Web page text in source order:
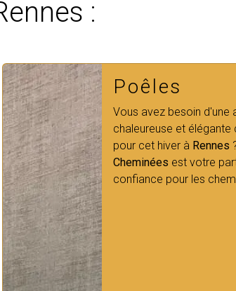
:
Cheminée
Côté Cheminées vous
diversité de produits
cheminées bois,
gaz… ainsi que des
équipements extérieur